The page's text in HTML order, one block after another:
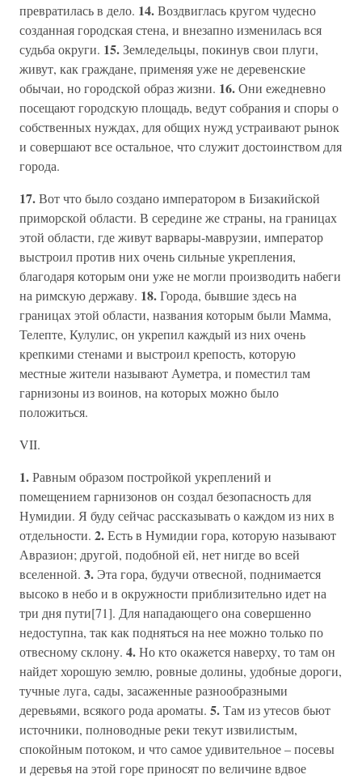
превратилась в дело. 14.Воздвиглась кругом чудесно
созданная городская стена, и внезапно изменилась вся
судьба округи. 15.Земледельцы, покинув свои плуги,
живут, как граждане, применяя уже не деревенские
обычаи, но городской образ жизни. 16.Они ежедневно
посещают городскую площадь, ведут собрания и споры о
собственных нуждах, для общих нужд устраивают рынок
и совершают все остальное, что служит достоинством для
города.
17.Вот что было создано императором в Бизакийской
приморской области. В середине же страны, на границах
этой области, где живут варвары-маврузии, император
выстроил против них очень сильные укрепления,
благодаря которым они уже не могли производить набеги
на римскую державу. 18.Города, бывшие здесь на
границах этой области, названия которым были Мамма,
Телепте, Кулулис, он укрепил каждый из них очень
крепкими стенами и выстроил крепость, которую
местные жители называют Ауметра, и поместил там
гарнизоны из воинов, на которых можно было
положиться.
VII.
1.Равным образом постройкой укреплений и
помещением гарнизонов он создал безопасность для
Нумидии. Я буду сейчас рассказывать о каждом из них в
отдельности. 2.Есть в Нумидии гора, которую называют
Авразион; другой, подобной ей, нет нигде во всей
вселенной. 3. Эта гора, будучи отвесной, поднимается
высоко в небо и в окружности приблизительно идет на
три дня пути[71]. Для нападающего она совершенно
недоступна, так как подняться на нее можно только по
отвесному склону. 4.Но кто окажется наверху, то там он
найдет хорошую землю, ровные долины, удобные дороги,
тучные луга, сады, засаженные разнообразными
деревьями, всякого рода ароматы. 5.Там из утесов бьют
источники, полноводные реки текут извилистым,
спокойным потоком, и что самое удивительное – посевы
и деревья на этой горе приносят по величине вдвое